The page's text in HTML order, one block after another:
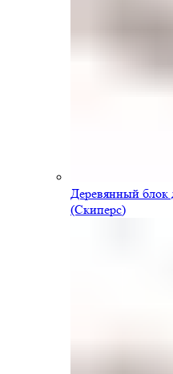
Деревянный блок
(Скиперс)